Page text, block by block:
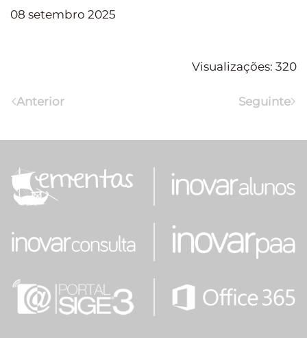
08 setembro 2025
Visualizações: 320
Anterior Seguinte